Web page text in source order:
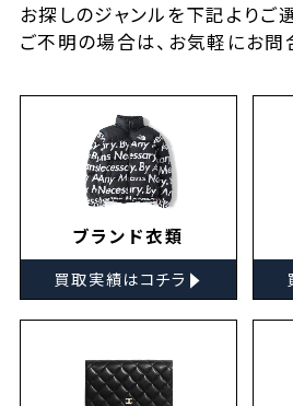
お探しのジャンルを下記よりご
ご不明の場合は、お気軽にお問
ブランド衣類
買取実績はコチラ ▸